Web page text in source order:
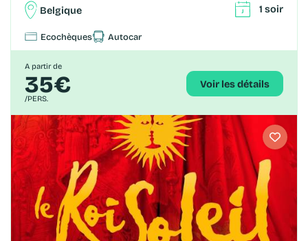
Belgique 1 soir
Ecochèques Autocar
A partir de
35€
/PERS.
Voir les détails